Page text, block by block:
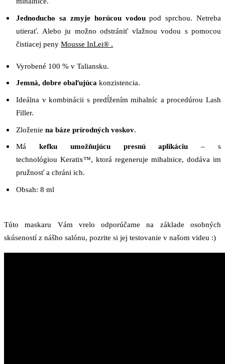
Jednoducho sa zmyje horúcou vodoupod sprchou. Netreba
utierať. Alebo ju možno odstrániť vlažnou vodou s pomocou
čistiacej penyMousse InLei® .
Vyrobené 100 % v Taliansku.
Jemná, dobre obaľujúcakonzistencia.
Ideálna v kombinácii s predĺžením mihalníc a procedúrou Lash
Filler.
Zloženiena báze prírodných voskov.
Mákefku umožňujúcu presnú aplikáciu ‒ s
technológiou Keratix™, ktorá regeneruje mihalnice, dodáva im
pružnosť a chráni ich.
Obsah: 8 ml
Túto maskaru Vám vrelo odporúčame na základe osobných
skúseností z nášho salónu, pozrite si jej testovanie v našom videu :)